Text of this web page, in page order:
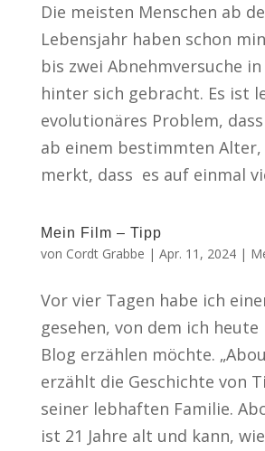
Die meisten Menschen ab
Lebensjahr haben schon
bis zwei Abnehmversuche
hinter sich gebracht. Es ist
evolutionäres Problem,
ab einem bestimmten Alter,
merkt, dass es auf einmal
Mein Film – Tipp
von Cordt Grabbe | Apr. 11, 2024|
Vor vier Tagen habe ich
gesehen, von dem ich
Blog erzählen möchte.
erzählt die Geschichte von
seiner lebhaften Familie.
ist 21 Jahre alt und kann,